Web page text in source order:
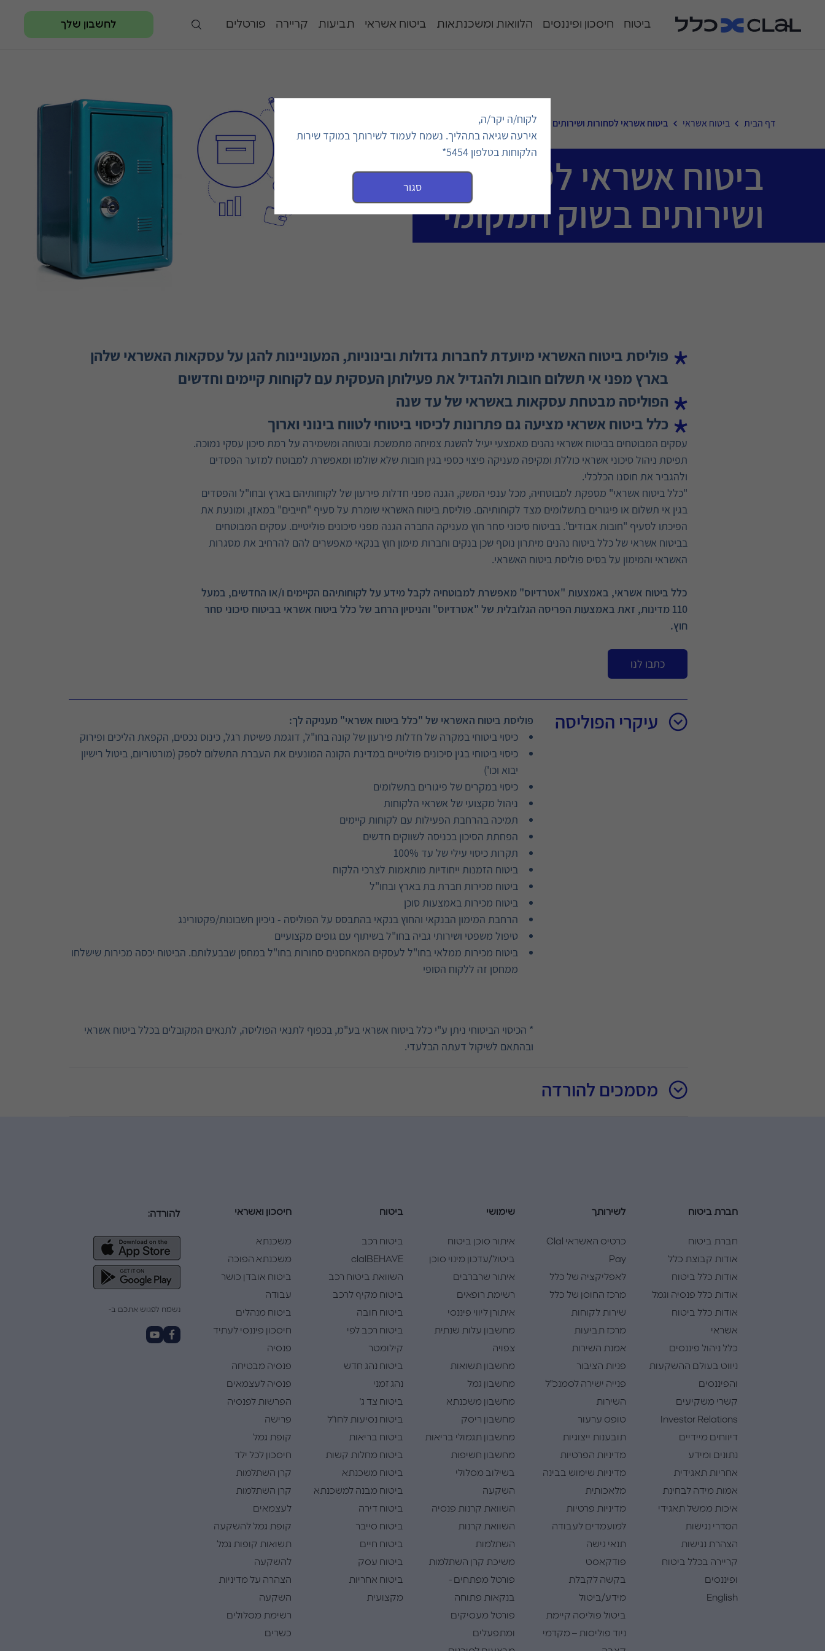
ביטוח חיסכון ופיננסים הלוואות ומשכנתאות ביטוח אשראי תביעות קריירה פורטלים לחשבון שלך
דף הבית ביטוח אשראי ביטוח אשראי לסחורות ושירותים בשוק המקומי
ביטוח אשראי לסחורות
ושירותים בשוק המקומי
פוליסת ביטוח האשראי מיועדת לחברות גדולות ובינוניות, המעוניינות להגן על עסקאות האשראי שלהן
בארץ מפני אי תשלום חובות ולהגדיל את פעילותן העסקית עם לקוחות קיימים וחדשים
הפוליסה מבטחת עסקאות באשראי של עד שנה
כלל ביטוח אשראי מציעה גם פתרונות לכיסוי ביטוחי לטווח בינוני וארוך
עסקים המבוטחים בביטוח אשראי נהנים מאמצעי יעיל להשגת צמיחה מתמשכת ובטוחה ומשמירה על רמת סיכון עסקי נמוכה.
תפיסת ניהול סיכוני אשראי כוללת ומקיפה מעניקה פיצוי כספי בגין חובות שלא שולמו ומאפשרת למבוטח למזער הפסדים
ולהגביר את חוסנו הכלכלי.
"כלל ביטוח אשראי" מספקת למבוטחיה, מכל ענפי המשק, הגנה מפני חדלות פירעון של לקוחותיהם בארץ ובחו"ל והפסדים
בגין אי תשלום או פיגורים בתשלומים מצד לקוחותיהם. פוליסת ביטוח האשראי שומרת על סעיף "חייבים" במאזן, ומונעת את
הפיכתו לסעיף "חובות אבודים". בביטוח סיכוני סחר חוץ מעניקה החברה הגנה מפני סיכונים פוליטיים. עסקים המבוטחים
בביטוח אשראי של כלל ביטוח נהנים מיתרון נוסף שכן בנקים וחברות מימון חוץ בנקאי מאפשרים להם להרחיב את מסגרות
האשראי והמימון על בסיס פוליסת ביטוח האשראי.
כלל ביטוח אשראי, באמצעות "אטרדיוס" מאפשרת למבוטחיה לקבל מידע על לקוחותיהם הקיימים ו/או החדשים, במעל
110 מדינות, זאת באמצעות הפריסה הגלובלית של "אטרדיוס" והניסיון הרחב של כלל ביטוח אשראי בביטוח סיכוני סחר
חוץ.
כתבו לנו
עיקרי הפוליסה
פוליסת ביטוח האשראי של "כלל ביטוח אשראי" מעניקה לך:
כיסוי ביטוחי במקרה של חדלות פירעון של קונה בחו"ל, דוגמת פשיטת רגל, כינוס נכסים, הקפאת הליכים ופירוק
כיסוי ביטוחי בגין סיכונים פוליטיים במדינת הקונה המונעים את העברת התשלום לספק (מורטוריום, ביטול רישיון
יבוא וכו')
כיסוי במקרים של פיגורים בתשלומים
ניהול מקצועי של אשראי הלקוחות
תמיכה בהרחבת הפעילות עם לקוחות קיימים
הפחתת הסיכון בכניסה לשווקים חדשים
תקרות כיסוי עילי של עד 100%
ביטוח הזמנות ייחודיות מותאמות לצרכי הלקוח
ביטוח מכירות חברת בת בארץ ובחו"ל
ביטוח מכירות באמצעות סוכן
הרחבת המימון הבנקאי והחוץ בנקאי בהתבסס על הפוליסה - ניכיון חשבונות/פקטורינג
טיפול משפטי ושירותי גביה בחו"ל בשיתוף עם גופים מקצועיים
ביטוח מכירות ממלאי בחו"ל לעסקים המאחסנים סחורות בחו"ל במחסן שבבעלותם. הביטוח יכסה מכירות שישלחו
ממחסן זה ללקוח הסופי
* הכיסוי הביטוחי ניתן ע"י כלל ביטוח אשראי בע"מ, בכפוף לתנאי הפוליסה, לתנאים המקובלים בכלל ביטוח אשראי
ובהתאם לשיקול דעתה הבלעדי.
מסמכים להורדה
חברת ביטוח
חברת ביטוח
אודות קבוצת כלל
אודות כלל ביטוח
אודות כלל פנסיה וגמל
אודות כלל ביטוח
אשראי
כלל ניהול פיננסים
ניווט בעולם ההשקעות
והפיננסים
קשרי משקיעים
Investor Relations
דיווחים מיידיים
נתונים ומידע
אחריות תאגידית
אמות מידה לבחינת
איכות ממשל תאגידי
הסדרי נגישות
הצהרת נגישות
קריירה בכלל ביטוח
ופיננסים
English
לשירותך
כרטיס האשראי Clal
Pay
לאפליקציה של כלל
מרכז החוסן של כלל
שירות לקוחות
מרכז תביעות
אמנת השירות
פניות הציבור
פנייה ישירה לסמנכ"ל
השירות
טופס ערעור
תובענות ייצוגיות
מדיניות הפרטיות
מדיניות שימוש בבינה
מלאכותית
מדיניות פרטיות
למועמדים לעבודה
תנאי גישה
פודקאסט
בקשה לקבלת
מידע/ביטול
ביטול פוליסה קיימת
ניוד פוליסות – מקדמי
שימושי
איתור סוכן ביטוח
ביטול/עדכון מינוי סוכן
איתור שרברבים
רשימת רופאים
איתורן ליווי פיננסי
מחשבון עלות שנתית
צפויה
מחשבון תשואות
מחשבון גמל
מחשבון משכנתא
מחשבון ריסק
מחשבון תגמולי בריאות
מחשבון חשיפות
בשילוב מסלולי
השקעה
השוואת קרנות פנסיה
השוואת קרנות
השתלמות
משיכת קרן השתלמות
פורטל מפתחים -
בנקאות פתוחה
פורטל מעסיקים
ומתפעלים
ביטוח
ביטוח רכב
clalBEHAVE
השוואת ביטוח רכב
ביטוח מקיף לרכב
ביטוח חובה
ביטוח רכב לפי
קילומטר
ביטוח נהג חדש
נהג זמני
ביטוח צד ג'
ביטוח נסיעות לחו"ל
ביטוח בריאות
ביטוח מחלות קשות
ביטוח משכנתא
ביטוח מבנה למשכנתא
ביטוח דירה
ביטוח סייבר
ביטוח חיים
ביטוח עסק
ביטוח אחריות
מקצועית
חיסכון ואשראי
משכנתא
משכנתא הפוכה
ביטוח אובדן כושר
עבודה
ביטוח מנהלים
חיסכון פיננסי לעתיד
פנסיה
פנסיה מבטיחה
פנסיה לעצמאים
הפרשות לפנסיה
פרישה
קופת גמל
חיסכון לכל ילד
קרן השתלמות
קרן השתלמות
לעצמאים
קופת גמל להשקעה
תשואות קופות גמל
להשקעה
הצהרה על מדיניות
השקעה
רשימת מסלולים
כשרים
להורדה:
נשמח לפגוש אתכם ב-
לקוח/ה יקר/ה,
אירעה שגיאה בתהליך. נשמח לעמוד לשירותך במוקד שירות
הלקוחות בטלפון 5454*
סגור